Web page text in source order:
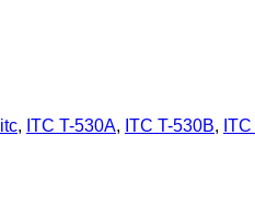
itc, ITC T-530A, ITC T-530B,